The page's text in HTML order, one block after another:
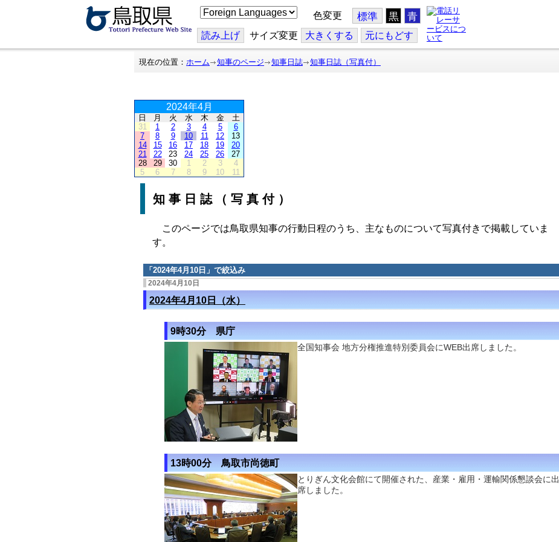
こ
の
ジ
を
翻
色変更 標準 黒 青
読み上げ サイズ変更 大きくする 元にもどす
現在の位置： ホーム 知事のページ 知事日誌 知事日誌（写真付）
2024年4月
日 月 火 水 木 金
土
31
1 2 3 4 5
6
7
8 9 10 11 12
13
14
15 16 17 18 19
20
21
22 23 24 25 26
27
28
29 30 1 2 3
4
5
6 7 8 9 10 11
知事日誌（写真付）
このページでは鳥取県知事の行動日程のうち、主なものについて写真付きで掲載していま
す。
「 2024年4月10日 」で絞込み
2024年4月10日
2024年4月10日（水）
9時30分 県庁
全国知事会 地方分権推進特別委員会にWEB出席しました。
13時00分 鳥取市尚徳町
とりぎん文化会館にて開催された、産業・雇用・運輸関係懇談会に出
席しました。